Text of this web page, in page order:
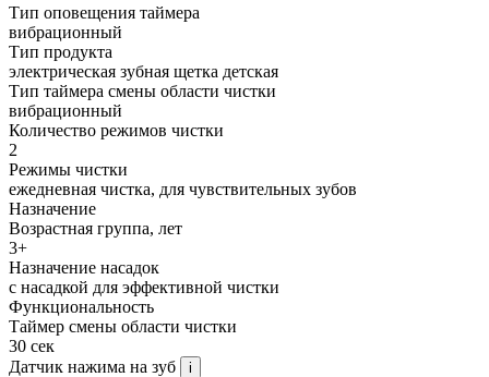
Тип оповещения таймера
вибрационный
Тип продукта
электрическая зубная щетка детская
Тип таймера смены области чистки
вибрационный
Количество режимов чистки
2
Режимы чистки
ежедневная чистка, для чувствительных зубов
Назначение
Возрастная группа, лет
3+
Назначение насадок
с насадкой для эффективной чистки
Функциональность
Таймер смены области чистки
30 сек
Датчик нажима на зуб
i